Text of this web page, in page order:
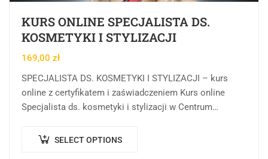
KURS ONLINE SPECJALISTA DS.
KOSMETYKI I STYLIZACJI
169,00 zł
SPECJALISTA DS. KOSMETYKI I STYLIZACJI – kurs
online z certyfikatem i zaświadczeniem Kurs online
Specjalista ds. kosmetyki i stylizacji w Centrum
online, której…SELECT OPTIONS